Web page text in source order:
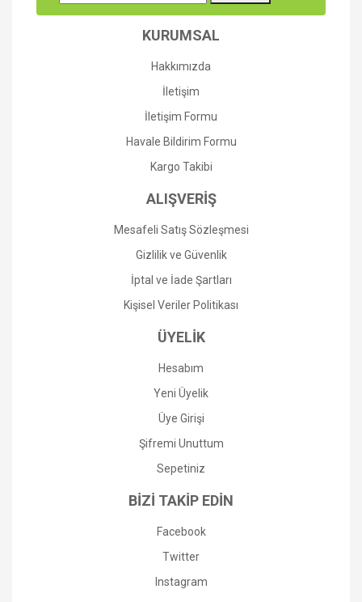
Yorum Yaz
Ürün resmi kalitesiz, bozuk veya görüntülenemiyor.
Ürün fiyatı diğer sitelerden daha pahalı.
Bu ürüne benzer farklı alternatifler olmalı.
Gönder
KURUMSAL
Hakkımızda
İletişim
İletişim Formu
Havale Bildirim Formu
Kargo Takibi
ALIŞVERİŞ
Mesafeli Satış Sözleşmesi
Gizlilik ve Güvenlik
İptal ve İade Şartları
Kişisel Veriler Politikası
ÜYELİK
Hesabım
Yeni Üyelik
Üye Girişi
Şifremi Unuttum
Sepetiniz
BİZİ TAKİP EDİN
Facebook
Twitter
Instagram